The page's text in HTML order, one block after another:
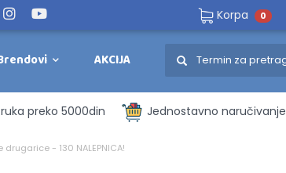
Korpa 0
AKCIJA
preko 5000din Jednostavno naručivanje
- 130 NALEPNICA!